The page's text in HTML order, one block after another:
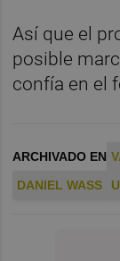
Así que el
posible
confía en el
ARCHIVADO EN
DANIEL WASS